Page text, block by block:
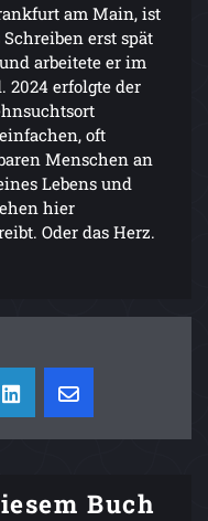
am Main, ist
erst spät
arbeitete er im
2024 erfolgte der
oft
Menschen an
Lebens und
hier
Oder das Herz.
Buch